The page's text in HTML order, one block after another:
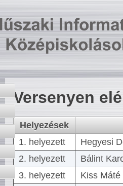
Versenyen
Helyezések
1. helyezett
Hegyesi
2. helyezett
Bálint
3. helyezett
Kiss